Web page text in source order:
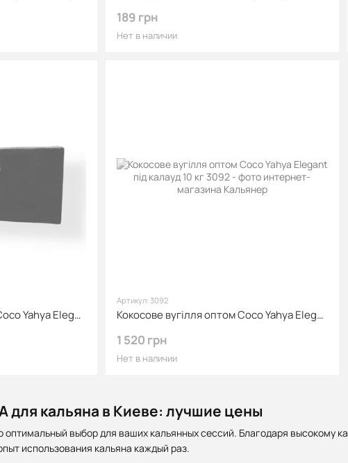
для кальяна в Киеве: лучшие цены
оптимальный выбор для ваших кальянных сессий. Благодаря высокому
использования кальяна каждый раз.
189 грн
Нет в наличии
Кокосове вугілля оптом Coco Yahya Elegance King 10 кг
Артикул: 3092
Кокосове вугілля оптом Coco Yahya Elegant під калауд 10 кг
1 520 грн
Нет в наличии